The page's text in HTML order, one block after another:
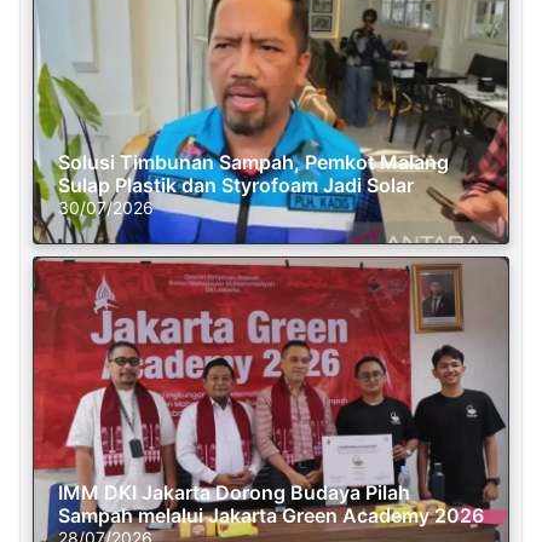
Solusi Timbunan Sampah, Pemkot Malang
Sulap Plastik dan Styrofoam Jadi Solar
30/07/2026
IMM DKI Jakarta Dorong Budaya Pilah
Sampah melalui Jakarta Green Academy 2026
28/07/2026